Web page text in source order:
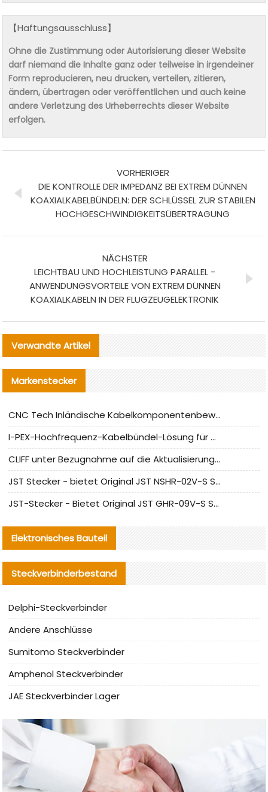
【Haftungsausschluss】
Ohne die Zustimmung oder Autorisierung dieser Website
darf niemand die Inhalte ganz oder teilweise in irgendeiner
Form reproducieren, neu drucken, verteilen, zitieren,
ändern, übertragen oder veröffentlichen und auch keine
andere Verletzung des Urheberrechts dieser Website
erfolgen.
VORHERIGER
DIE KONTROLLE DER IMPEDANZ BEI EXTREM DÜNNEN
KOAXIALKABELBÜNDELN: DER SCHLÜSSEL ZUR STABILEN
HOCHGESCHWINDIGKEITSÜBERTRAGUNG
NÄCHSTER
LEICHTBAU UND HOCHLEISTUNG PARALLEL -
ANWENDUNGSVORTEILE VON EXTREM DÜNNEN
KOAXIALKABELN IN DER FLUGZEUGELEKTRONIK
Verwandte Artikel
Markenstecker
CNC Tech Inländische Kabelkomponentenbewertung und Massenproduktionsanpassungsanleitung
I-PEX-Hochfrequenz-Kabelbündel-Lösung für die heimische Produktion analysiert
CLIFF unter Bezugnahme auf die Aktualisierung der chinesischen Stecker-Testnormen
JST Stecker - bietet Original JST NSHR-02V-S Stecker und Ersatzteile an
JST-Stecker - Bietet Original JST GHR-09V-S Stecker und Ersatzteile an
Elektronisches Bauteil
Steckverbinderbestand
Delphi-Steckverbinder
Andere Anschlüsse
Sumitomo Steckverbinder
Amphenol Steckverbinder
JAE Steckverbinder Lager